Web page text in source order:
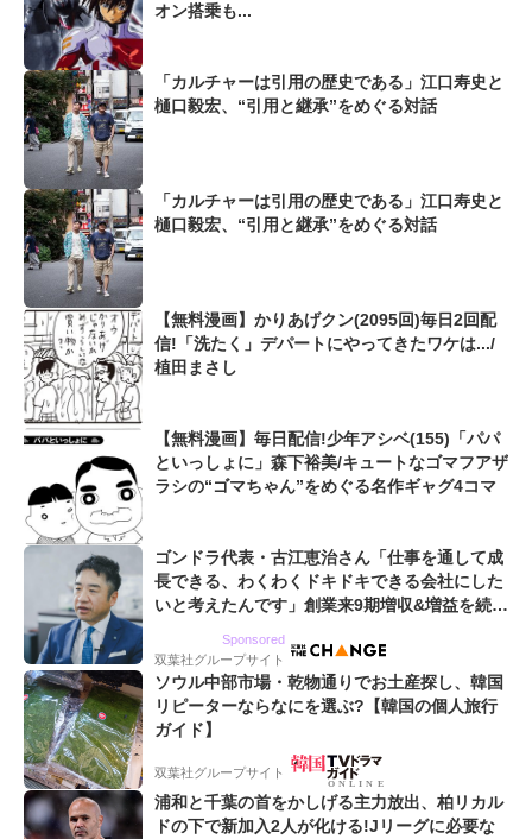
オン搭乗も...
「カルチャーは引用の歴史である」江口寿史と
樋口毅宏、“引用と継承”をめぐる対話
「カルチャーは引用の歴史である」江口寿史と
樋口毅宏、“引用と継承”をめぐる対話
【無料漫画】かりあげクン(2095回)毎日2回配
信!「洗たく」デパートにやってきたワケは.../
植田まさし
【無料漫画】毎日配信!少年アシベ(155)「パパ
といっしょに」森下裕美/キュートなゴマフアザ
ラシの“ゴマちゃん”をめぐる名作ギャグ4コマ
ゴンドラ代表・古江恵治さん「仕事を通して成
長できる、わくわくドキドキできる会社にした
いと考えたんです」創業来9期増収&増益を続け
Sponsored
双葉社グループサイト
ソウル中部市場・乾物通りでお土産探し、韓国
リピーターならなにを選ぶ?【韓国の個人旅行
ガイド】
双葉社グループサイト
浦和と千葉の首をかしげる主力放出、柏リカル
ドの下で新加入2人が化ける!Jリーグに必要な